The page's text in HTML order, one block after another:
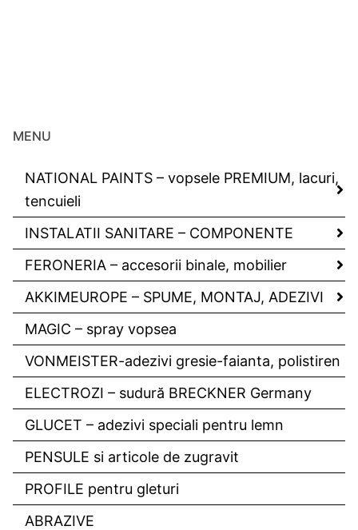
MENU
NATIONAL PAINTS – vopsele PREMIUM, lacuri,
tencuieli
INSTALATII SANITARE – COMPONENTE
FERONERIA – accesorii binale, mobilier
AKKIMEUROPE – SPUME, MONTAJ, ADEZIVI
MAGIC – spray vopsea
VONMEISTER-adezivi gresie-faianta, polistiren
ELECTROZI – sudură BRECKNER Germany
GLUCET – adezivi speciali pentru lemn
PENSULE si articole de zugravit
PROFILE pentru gleturi
ABRAZIVE